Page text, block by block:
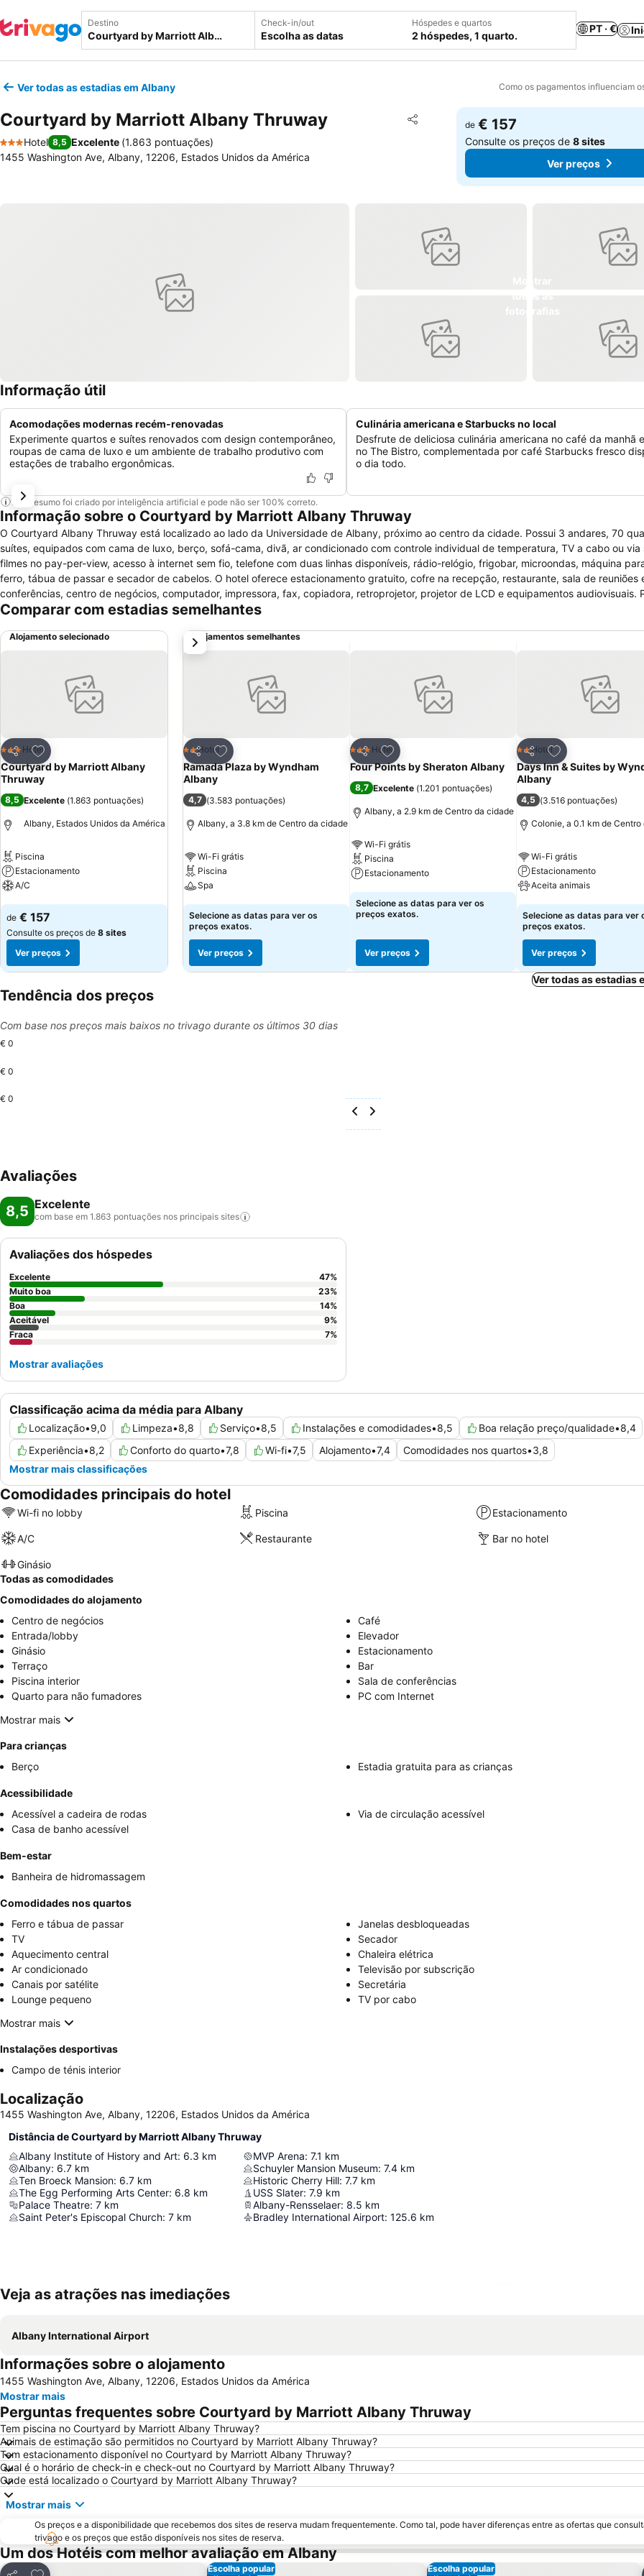
Destino Check-in/out
Escolha as datas
Hóspedes e quartos
2 hóspedes, 1 quarto.
PT · €
Ver todas as estadias em Albany Como os pagamentos influenciam
Courtyard by Marriott Albany Thruway Partilhar
Adicionar aos favoritos
3 Estrelas
Hotel 8,5 Excelente (1.863 pontuações)
1455 Washington Ave, Albany, 12206, Estados Unidos da América
de € 157
Consulte os preços de8 sites
Ver preços
Informação útil
Acomodações modernas recém-renovadas
Experimente quartos e suítes renovados com design contemporâneo,
roupas de cama de luxo e um ambiente de trabalho produtivo com
estações de trabalho ergonômicas.
Culinária americana e Starbucks no local
Desfrute de deliciosa culinária americana no café da manhã
no The Bistro, complementada por café Starbucks fresco
o dia todo.
Este resumo foi criado por inteligência artificial e pode não ser 100% correto.
Informação sobre o Courtyard by Marriott Albany Thruway
O Courtyard Albany Thruway está localizado ao lado da Universidade de Albany, próximo ao centro da cidade. Possui 3 andares, 70
suítes, equipados com cama de luxo, berço, sofá-cama, divã, ar condicionado com controle individual de temperatura, TV a cabo ou via
filmes no pay-per-view, acesso à internet sem fio, telefone com duas linhas disponíveis, rádio-relógio, frigobar, microondas, máquina
ferro, tábua de passar e secador de cabelos. O hotel oferece estacionamento gratuito, cofre na recepção, restaurante, sala de reuniões
conferências, centro de negócios, computador, impressora, fax, copiadora, retroprojetor, projetor de LCD e equipamentos audiovisuais.
dispõe de piscina coberta, hidromassagem, academia de ginástica, squash, boliche, mini campo de golfe, passeio a cavalo, quadra de
Comparar com estadias semelhantes
Alojamento selecionado
Partilhar
Adicionar aos favoritos
3 Estrelas
Hotel
Courtyard by Marriott Albany
Thruway
8,5 Excelente (1.863 pontuações)
Albany, Estados Unidos da América
Piscina
Estacionamento
A/C
Ver preços
de € 157
Consulte os preços de 8 sites
Ver preços
Alojamentos semelhantes
Partilhar
Adicionar aos favoritos
2 Estrelas
Hotel
Ramada Plaza by Wyndham
Albany
4,7 (3.583 pontuações)
Albany, a 3.8 km de Centro da cidade
Wi-Fi grátis
Piscina
Spa
Ver preços
Selecione as datas para ver os
preços exatos.
Ver preços
Partilhar
Adicionar aos favoritos
3 Estrelas
Hotel
Four Points by Sheraton Albany
8,7 Excelente (1.201 pontuações)
Albany, a 2.9 km de Centro da cidade
Wi-Fi grátis
Piscina
Estacionamento
Ver preços
Selecione as datas para ver os
preços exatos.
Ver preços
Partilhar
Adicionar aos
2 Estrelas
Hotel
Days Inn & Suites by
Albany
4,5 (3.516 pontuações)
Colonie, a 0.1 km de
Wi-Fi grátis
Estacionamento
Aceita animais
Ver preços
Selecione as datas para ver
preços exatos.
Ver preços
próximo
Ver todas as estadias
Tendência dos preços
Com base nos preços mais baixos no trivago durante os últimos 30 dias
€ 0
€ 0
€ 0
Avaliações
8,5 Excelente
com base em 1.863 pontuações nos principais sites
Classificação acima da média para Albany
Localização•9,0 Limpeza•8,8 Serviço•8,5 Instalações e comodidades•8,5 Boa relação preço/qualidade•8,4
Experiência•8,2 Conforto do quarto•7,8 Wi-fi•7,5 Alojamento•7,4 Comodidades nos quartos•3,8
Mostrar mais classificações
Avaliações dos hóspedes
Excelente 47%
Muito boa
23%
Boa
14%
Aceitável
9%
Fraca
7%
Mostrar avaliações
Comodidades principais do hotel
Wi-fi no lobby Piscina Estacionamento
A/C Restaurante Bar no hotel
Ginásio
Todas as comodidades
Comodidades do alojamento
Centro de negócios
Café
Entrada/lobby
Elevador
Ginásio
Estacionamento
Terraço
Bar
Piscina interior
Sala de conferências
Quarto para não fumadores
PC com Internet
Mostrar mais
Para crianças
Berço
Estadia gratuita para as crianças
Acessibilidade
Acessível a cadeira de rodas
Via de circulação acessível
Casa de banho acessível
Bem-estar
Banheira de hidromassagem
Comodidades nos quartos
Ferro e tábua de passar
Janelas desbloqueadas
TV
Secador
Aquecimento central
Chaleira elétrica
Ar condicionado
Televisão por subscrição
Canais por satélite
Secretária
Lounge pequeno
TV por cabo
Mostrar mais
Instalações desportivas
Campo de ténis interior
Localização
1455 Washington Ave, Albany, 12206, Estados Unidos da América
Distância de Courtyard by Marriott Albany Thruway
Albany Institute of History and Art: 6.3 km
Albany: 6.7 km
Ten Broeck Mansion: 6.7 km
The Egg Performing Arts Center: 6.8 km
Palace Theatre: 7 km
Saint Peter's Episcopal Church: 7 km
MVP Arena: 7.1 km
Schuyler Mansion Museum: 7.4 km
Historic Cherry Hill: 7.7 km
USS Slater: 7.9 km
Albany-Rensselaer: 8.5 km
Bradley International Airport: 125.6 km
Veja as atrações nas imediações
Albany International Airport
Informações sobre o alojamento
1455 Washington Ave, Albany, 12206, Estados Unidos da América
Mostrar mais
Perguntas frequentes sobre Courtyard by Marriott Albany Thruway
Tem piscina no Courtyard by Marriott Albany Thruway?
Animais de estimação são permitidos no Courtyard by Marriott Albany Thruway?
Tem estacionamento disponível no Courtyard by Marriott Albany Thruway?
Qual é o horário de check-in e check-out no Courtyard by Marriott Albany Thruway?
Onde está localizado o Courtyard by Marriott Albany Thruway?
Mostrar mais
Os preços e a disponibilidade que recebemos dos sites de reserva mudam frequentemente. Como tal, pode haver diferenças entre as ofertas que
trivago e os preços que estão disponíveis nos sites de reserva.
Um dos Hotéis com melhor avaliação em Albany
Adicionar aos favoritos Escolha popular
Adicionar aos favoritos Escolha popular
Adicionar aos favoritos